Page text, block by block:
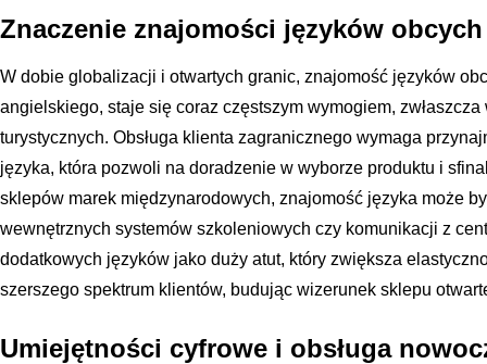
Znaczenie znajomości języków
W dobie globalizacji i otwartych granic, znajomość języków
angielskiego, staje się coraz częstszym wymogiem,
turystycznych. Obsługa klienta zagranicznego wymaga
języka, która pozwoli na doradzenie w wyborze produktu i
sklepów marek międzynarodowych, znajomość języka może
wewnętrznych systemów szkoleniowych czy komunikacji z
dodatkowych języków jako duży atut, który zwiększa
szerszego spektrum klientów, budując wizerunek sklepu
Umiejętności cyfrowe i obsługa